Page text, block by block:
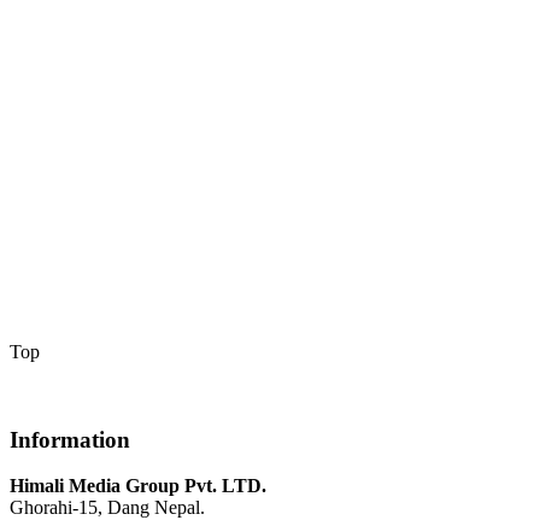
Top
Information
Himali Media Group Pvt. LTD.
Ghorahi-15, Dang Nepal.